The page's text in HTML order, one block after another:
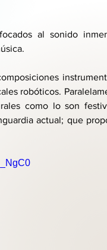
al sonido
robóticos.
como lo son
actual; que